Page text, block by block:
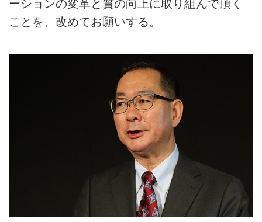
ーションの変革と質の向上に取り組んで頂く
ことを、改めてお願いする。